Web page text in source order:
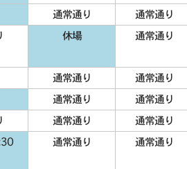
通常通り 通常通り
休場 通常通り
通常通り 通常通り
通常通り 通常通り
通常通り 通常通り
通常通り 通常通り